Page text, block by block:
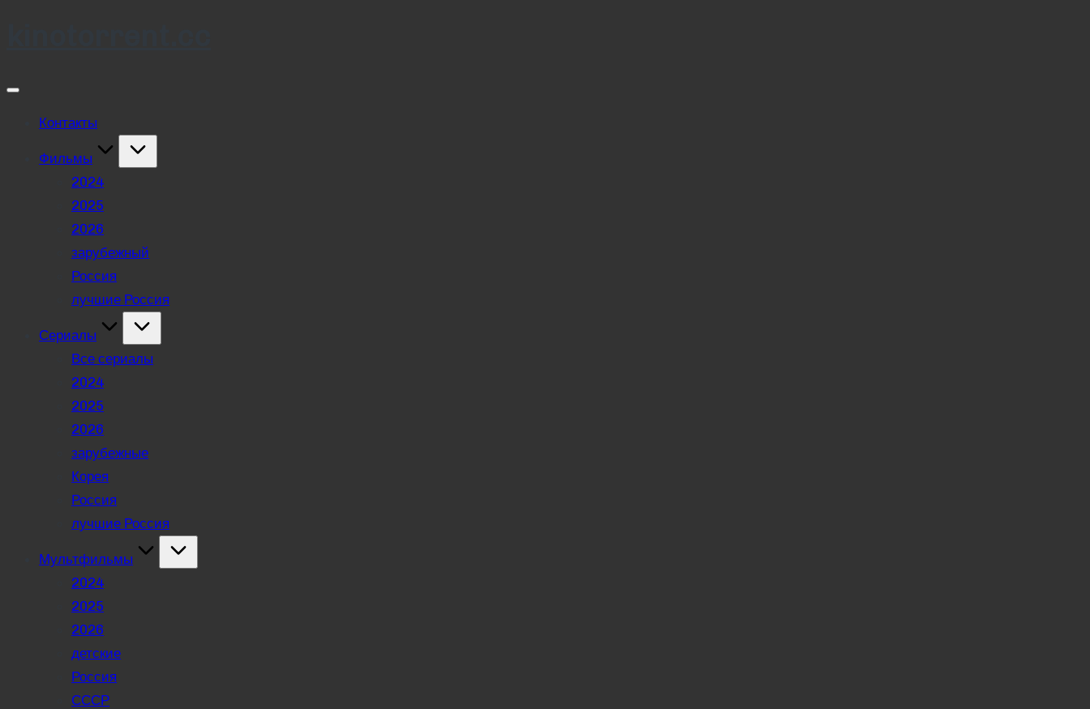
Контакты
Фильмы
2024
2025
2026
зарубежный
Россия
лучшие Россия
Сериалы
Все сериалы
2024
2025
2026
зарубежные
Корея
Россия
лучшие Россия
Мультфильмы
2024
2025
2026
детские
Россия
СССР